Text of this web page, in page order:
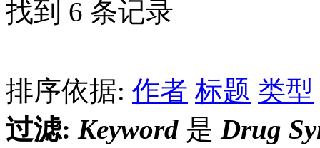
找到 6 条记录
排序依据: 作者 标题 类型
过滤: Keyword 是 Drug